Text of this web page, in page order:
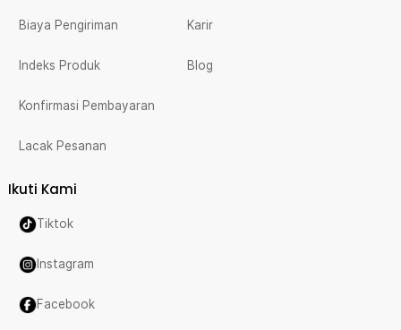
Biaya Pengiriman
Indeks Produk
Konfirmasi Pembayaran
Lacak Pesanan
Karir
Blog
Ikuti Kami
Tiktok
Instagram
Facebook